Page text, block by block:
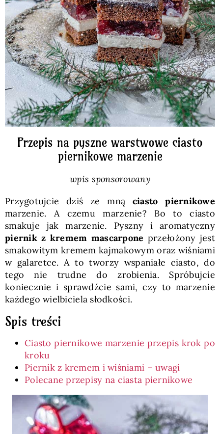
SKLEP
Polski
Przepis na pyszne warstwowe ciasto
piernikowe marzenie
wpis sponsorowany
Przygotujcie dziś ze mną ciasto piernikowe
marzenie. A czemu marzenie? Bo to ciasto
smakuje jak marzenie. Pyszny i aromatyczny
piernik z kremem mascarpone przełożony jest
smakowitym kremem kajmakowym oraz wiśniami
w galaretce. A to tworzy wspaniałe ciasto, do
tego nie trudne do zrobienia. Spróbujcie
koniecznie i sprawdźcie sami, czy to marzenie
każdego wielbiciela słodkości.
Spis treści
Ciasto piernikowe marzenie przepis krok po
kroku
Piernik z kremem i wiśniami – uwagi
Polecane przepisy na ciasta piernikowe